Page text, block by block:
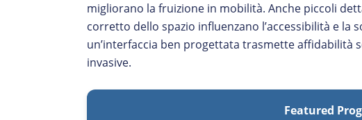
migliorano la fruizione in mobilità. Anche piccoli
corretto dello spazio influenzano l’accessibilità e la
un’interfaccia ben progettata trasmette affidabilità
invasive.
Featured